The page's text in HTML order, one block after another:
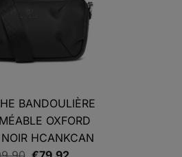
BANDOULIÈRE
OXFORD
HCANKCAN
Le